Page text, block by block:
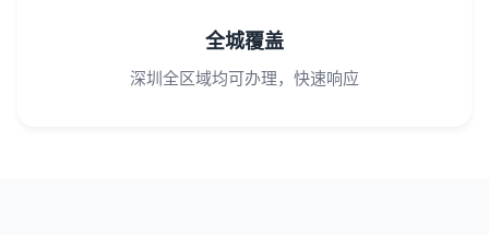
全城覆盖
深圳全区域均可办理，快速响应